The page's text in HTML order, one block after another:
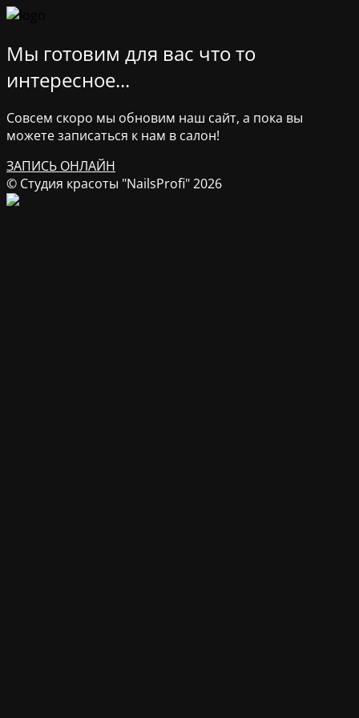
Мы готовим для вас что то
интересное...
Совсем скоро мы обновим наш сайт, а пока вы
можете записаться к нам в салон!
ЗАПИСЬ ОНЛАЙН
© Студия красоты "NailsProfi" 2026